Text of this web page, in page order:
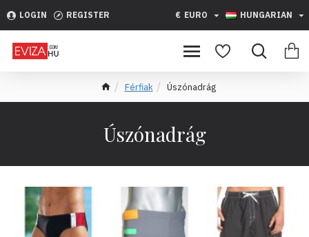
LOGIN REGISTER € EURO HUNGARIAN
Férfiak Úszónadrág
Úszónadrág